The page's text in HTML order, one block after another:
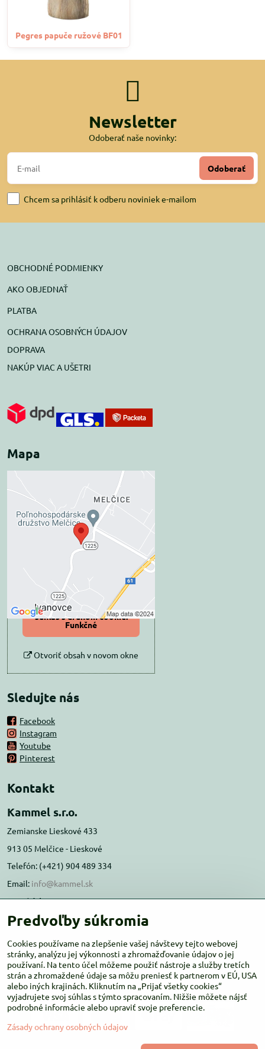
Pegres papuče ružové BF01
Newsletter
Odoberať naše novinky:
Odoberať
Chcem sa prihlásiť k odberu noviniek e-mailom
OBCHODNÉ PODMIENKY
AKO OBJEDNAŤ
PLATBA
OCHRANA OSOBNÝCH ÚDAJOV
DOPRAVA
NAKÚP VIAC A UŠETRI
Mapa
Externý obsah je
blokovaný Voľbami
súkromia
Prajete si načítať externý obsah?
Povoliť tentokrát
Povoliť a zapamätať -
súhlas s druhom cookie:
Funkčné
Otvoriť obsah v novom okne
Sledujte nás
Facebook
Instagram
Youtube
Pinterest
Kontakt
Kammel s.r.o.
Zemianske Lieskové 433
913 05 Melčice - Lieskové
Telefón: (+421) 904 489 334
Email: info@kammel.sk
Prevádzka:
Administratívna budova PD Melčice
Otváracie hodiny:PO-ŠT 8:00 - 16:00
PIA-NE Zatvorené
Predvoľby súkromia
Cookies používame na zlepšenie vašej návštevy tejto webovej
stránky, analýzu jej výkonnosti a zhromažďovanie údajov o jej
používaní. Na tento účel môžeme použiť nástroje a služby tretích
strán a zhromaždené údaje sa môžu preniesť k partnerom v EÚ, USA
alebo iných krajinách. Kliknutím na „Prijať všetky cookies“
vyjadrujete svoj súhlas s týmto spracovaním. Nižšie môžete nájsť
podrobné informácie alebo upraviť svoje preferencie.
Zásady ochrany osobných údajov